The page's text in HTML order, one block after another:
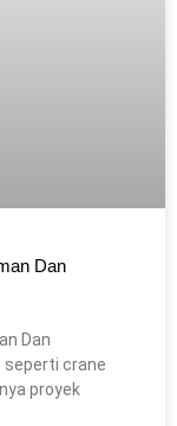
Dan
Dan
seperti crane
proyek